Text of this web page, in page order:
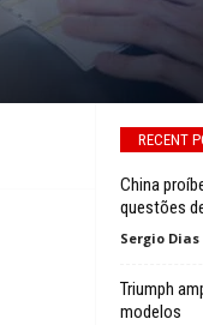
RECENT
China
questões
Sergio Dias
Triumph
modelos